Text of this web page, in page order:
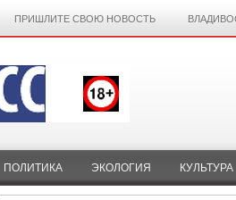
ПРИШЛИТЕ СВОЮ НОВОСТЬ
ПОЛИТИКА ЭКОЛОГИЯ КУЛЬТУРА